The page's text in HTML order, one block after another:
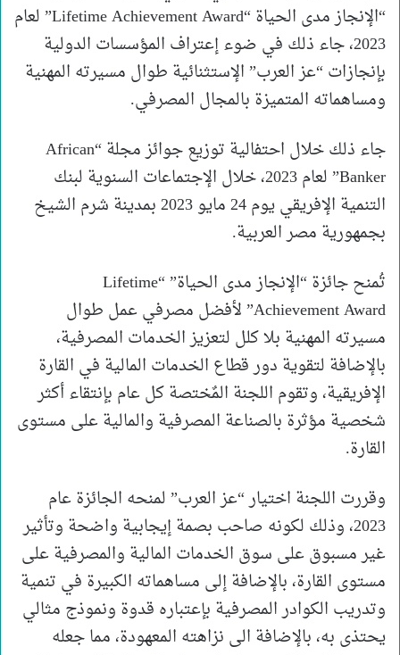
“الإنجاز مدى الحياة “Lifetime Achievement Award” لعام
2023، جاء ذلك في ضوء إعتراف المؤسسات الدولية
بإنجازات “عز العرب” الإستثنائية طوال مسيرته المهنية
ومساهماته المتميزة بالمجال المصرفي.
جاء ذلك خلال احتفالية توزيع جوائز مجلة “African
Banker” لعام 2023، خلال الإجتماعات السنوية لبنك
التنمية الإفريقي يوم 24 مايو 2023 بمدينة شرم الشيخ
بجمهورية مصر العربية.
تُمنح جائزة “الإنجاز مدى الحياة” “Lifetime
Achievement Award” لأفضل مصرفي عمل طوال
مسيرته المهنية بلا كلل لتعزيز الخدمات المصرفية،
بالإضافة لتقوية دور قطاع الخدمات المالية في القارة
الإفريقية، وتقوم اللجنة المٌختصة كل عام بإنتقاء أكثر
شخصية مؤثرة بالصناعة المصرفية والمالية على مستوى
القارة.
وقررت اللجنة اختيار “عز العرب” لمنحه الجائزة عام
2023، وذلك لكونه صاحب بصمة إيجابية واضحة وتأثير
غير مسبوق على سوق الخدمات المالية والمصرفية على
مستوى القارة، بالإضافة إلى مساهماته الكبيرة في تنمية
وتدريب الكوادر المصرفية بإعتباره قدوة ونموذج مثالي
يحتذى به، بالإضافة الى نزاهته المعهودة، مما جعله